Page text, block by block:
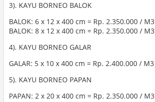
3). KAYU BORNEO BALOK
BALOK: 6 x 12 x 400 cm = Rp. 2.350.000 / M3
BALOK: 8 x 12 x 400 cm = Rp. 2.350.000 / M3
4). KAYU BORNEO GALAR
GALAR: 5 x 10 x 400 cm = Rp. 2.400.000 / M3
5). KAYU BORNEO PAPAN
PAPAN: 2 x 20 x 400 cm = Rp. 2.350.000 / M3